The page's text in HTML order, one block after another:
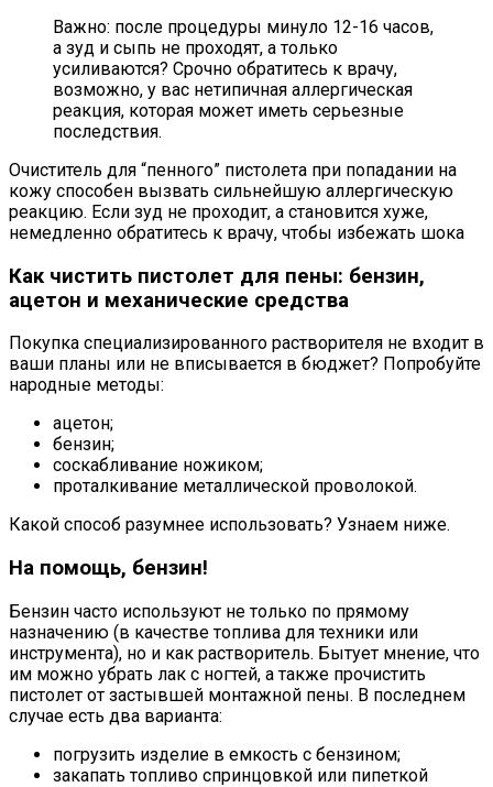
Важно: после процедуры минуло 12-16 часов,
а зуд и сыпь не проходят, а только
усиливаются? Срочно обратитесь к врачу,
возможно, у вас нетипичная аллергическая
реакция, которая может иметь серьезные
последствия.
Очиститель для “пенного” пистолета при попадании на
кожу способен вызвать сильнейшую аллергическую
реакцию. Если зуд не проходит, а становится хуже,
немедленно обратитесь к врачу, чтобы избежать шока
Как чистить пистолет для пены: бензин,
ацетон и механические средства
Покупка специализированного растворителя не входит в
ваши планы или не вписывается в бюджет? Попробуйте
народные методы:
ацетон;
бензин;
соскабливание ножиком;
проталкивание металлической проволокой.
Какой способ разумнее использовать? Узнаем ниже.
На помощь, бензин!
Бензин часто используют не только по прямому
назначению (в качестве топлива для техники или
инструмента), но и как растворитель. Бытует мнение, что
им можно убрать лак с ногтей, а также прочистить
пистолет от застывшей монтажной пены. В последнем
случае есть два варианта:
погрузить изделие в емкость с бензином;
закапать топливо спринцовкой или пипеткой